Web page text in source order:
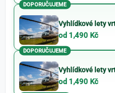
DOPORUČUJEME
Vyhlídkové lety
od 1,490 Kč
DOPORUČUJEME
Vyhlídkové lety
od 1,490 Kč